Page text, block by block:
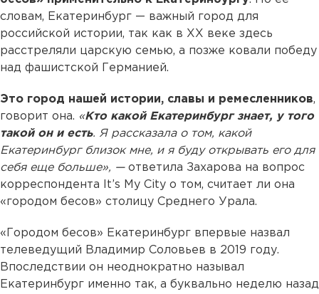
словам, Екатеринбург — важный город для
российской истории, так как в XX веке здесь
расстреляли царскую семью, а позже ковали победу
над фашистской Германией.
Это город нашей истории, славы и ремесленников,
говорит она. «Кто какой Екатеринбург знает, у того
такой он и есть. Я рассказала о том, какой
Екатеринбург близок мне, и я буду открывать его для
себя еще больше», —ответила Захарова на вопрос
корреспондента It’s My City о том, считает ли она
«городом бесов» столицу Среднего Урала.
«Городом бесов» Екатеринбург впервые назвал
телеведущий Владимир Соловьев в 2019 году.
Впоследствии он неоднократно называл
Екатеринбург именно так, а буквально неделю назад